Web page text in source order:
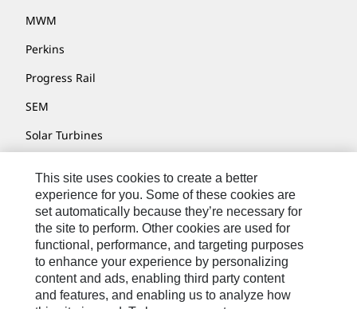
MWM
Perkins
Progress Rail
SEM
Solar Turbines
Turner Powertrain Systems
お問い合わせ先
サイト･マップ
Cookie Settings
This site uses cookies to create a better
experience for you. Some of these cookies are
set automatically because they’re necessary for
the site to perform. Other cookies are used for
functional, performance, and targeting purposes
to enhance your experience by personalizing
content and ads, enabling third party content
and features, and enabling us to analyze how